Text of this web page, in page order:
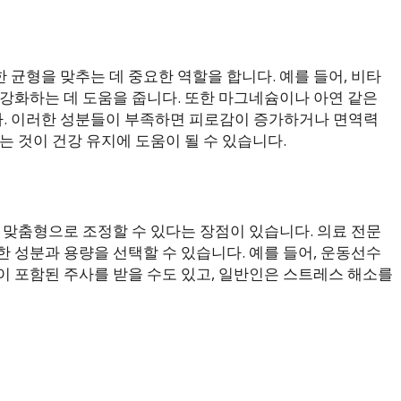
형을 맞추는 데 중요한 역할을 합니다. 예를 들어, 비타
화하는 데 도움을 줍니다. 또한 마그네슘이나 아연 같은
러한 성분들이 부족하면 피로감이 증가하거나 면역력
것이 건강 유지에 도움이 될 수 있습니다.
춤형으로 조정할 수 있다는 장점이 있습니다. 의료 전문
성분과 용량을 선택할 수 있습니다. 예를 들어, 운동선수
포함된 주사를 받을 수도 있고, 일반인은 스트레스 해소를